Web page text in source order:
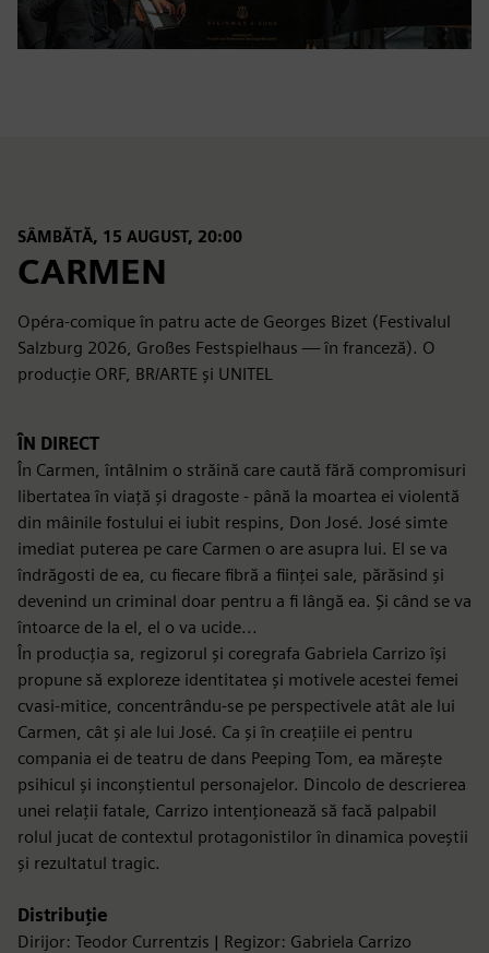
SÂMBĂTĂ, 15 AUGUST, 20:00
CARMEN
Opéra-comique în patru acte de Georges Bizet (Festivalul
Salzburg 2026, Großes Festspielhaus — în franceză). O
producție ORF, BR/ARTE și UNITEL
ÎN DIRECT
În Carmen, întâlnim o străină care caută fără compromisuri
libertatea în viață și dragoste - până la moartea ei violentă
din mâinile fostului ei iubit respins, Don José. José simte
imediat puterea pe care Carmen o are asupra lui. El se va
îndrăgosti de ea, cu fiecare fibră a ființei sale, părăsind și
devenind un criminal doar pentru a fi lângă ea. Și când se va
întoarce de la el, el o va ucide...
În producția sa, regizorul și coregrafa Gabriela Carrizo își
propune să exploreze identitatea și motivele acestei femei
cvasi-mitice, concentrându-se pe perspectivele atât ale lui
Carmen, cât și ale lui José. Ca și în creațiile ei pentru
compania ei de teatru de dans Peeping Tom, ea mărește
psihicul și inconștientul personajelor. Dincolo de descrierea
unei relații fatale, Carrizo intenționează să facă palpabil
rolul jucat de contextul protagonistilor în dinamica poveștii
și rezultatul tragic.
Distribuție
Dirijor: Teodor Currentzis | Regizor: Gabriela Carrizo